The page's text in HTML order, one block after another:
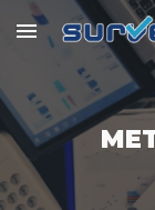
Skip to main